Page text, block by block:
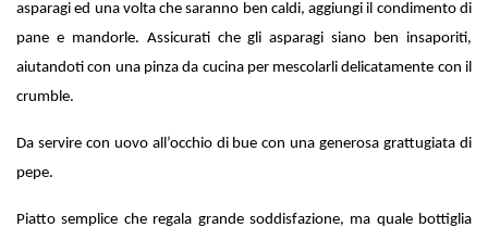
asparagi ed una volta che saranno ben caldi, aggiungi il condimento di
pane e mandorle. Assicurati che gli asparagi siano ben insaporiti,
aiutandoti con una pinza da cucina per mescolarli delicatamente con il
crumble.
Da servire con uovo all’occhio di bue con una generosa grattugiata di
pepe.
Piatto semplice che regala grande soddisfazione, ma quale bottiglia